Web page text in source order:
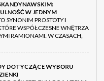
W JEDNYM
SYNONIM PROSTOTY I
WSPÓŁCZESNE WNĘTRZA
RAMIONAMI. W CZASACH,
DOTYCZĄCE WYBORU